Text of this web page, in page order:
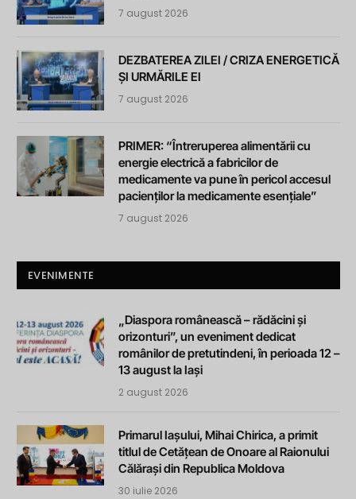
7 august 2026
DEZBATEREA ZILEI / CRIZA ENERGETICĂ
ȘI URMĂRILE EI
7 august 2026
PRIMER: “Întreruperea alimentării cu
energie electrică a fabricilor de
medicamente va pune în pericol accesul
pacienților la medicamente esențiale”
7 august 2026
EVENIMENTE
„Diaspora românească – rădăcini și
orizonturi”, un eveniment dedicat
românilor de pretutindeni, în perioada 12 –
13 august la Iași
2 august 2026
Primarul Iașului, Mihai Chirica, a primit
titlul de Cetățean de Onoare al Raionului
Călărași din Republica Moldova
30 iulie 2026